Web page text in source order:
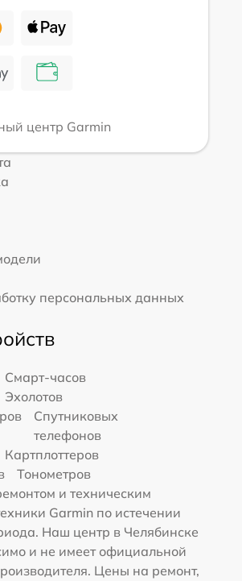
центр Garmin
персональных данных
Смарт-часов
Эхолотов
Спутниковых
телефонов
Картплоттеров
Тонометров
и техническим
Garmin по истечении
Наш центр в Челябинске
и не имеет официальной
Цены на ремонт,